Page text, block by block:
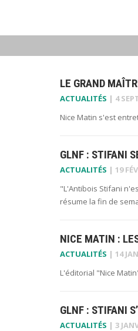
LE GRAND
ACTUALITÉS | 4
Nice Matin s'est
GLNF : STIFANI
ACTUALITÉS | 19
"L'Antibois Stifani
résume la fin de
NICE MATIN :
ACTUALITÉS | 14
L'éditorial "Nice
GLNF : STIFANI
ACTUALITÉS | 3